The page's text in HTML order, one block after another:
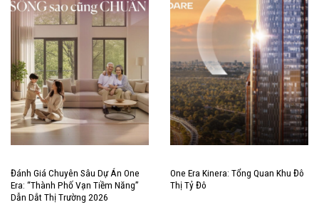
Đánh Giá Chuyên Sâu Dự Án One
Era: “Thành Phố Vạn Tiềm Năng”
Dẫn Dắt Thị Trường 2026
One Era Kinera: Tổng Quan Khu Đô
Thị Tỷ Đô